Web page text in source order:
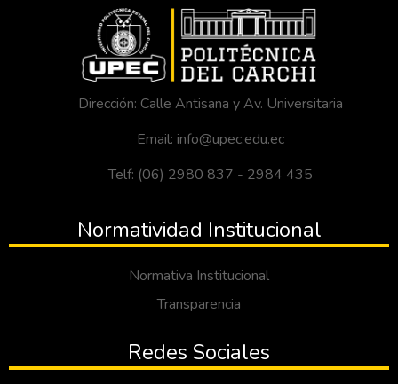
Dirección: Calle Antisana y Av. Universitaria
Email: info@upec.edu.ec
Telf: (06) 2980 837 - 2984 435
Normatividad Institucional
Normativa Institucional
Transparencia
Redes Sociales